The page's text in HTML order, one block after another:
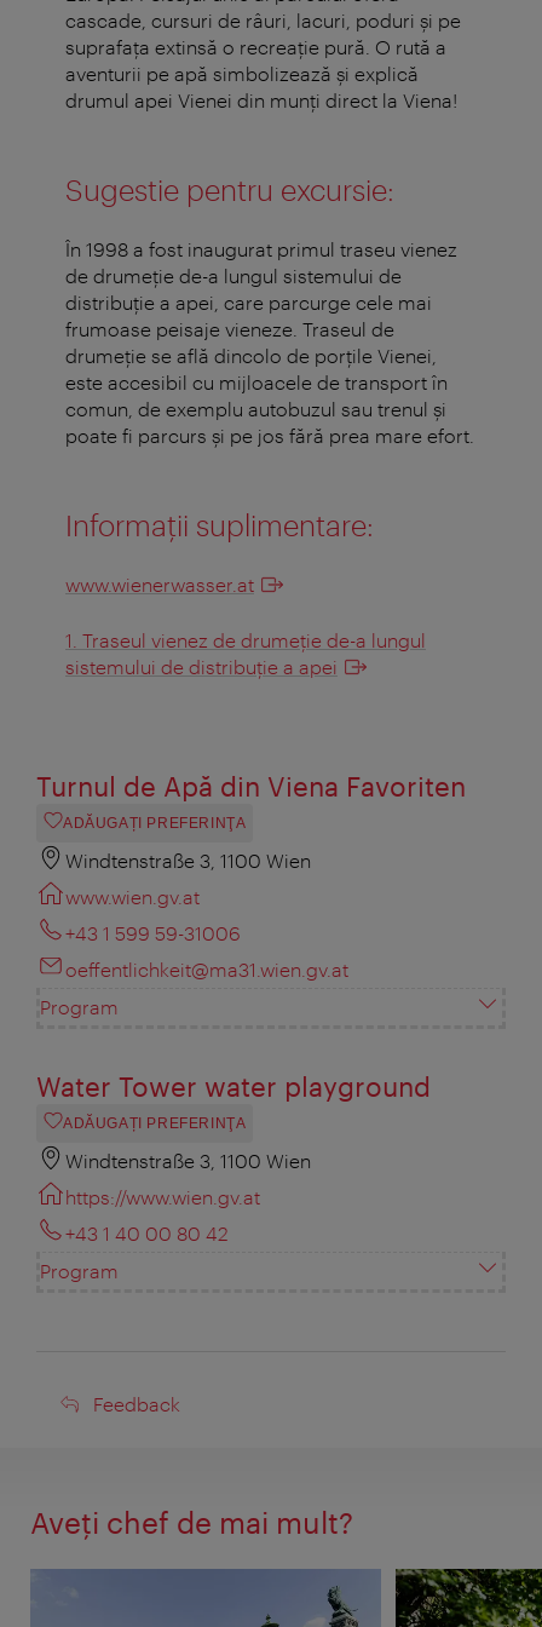
cascade, cursuri de râuri, lacuri, poduri şi pe
suprafaţa extinsă o recreaţie pură. O rută a
aventurii pe apă simbolizează şi explică
drumul apei Vienei din munţi direct la Viena!
Sugestie pentru excursie:
În 1998 a fost inaugurat primul traseu vienez
de drumeţie de-a lungul sistemului de
distribuţie a apei, care parcurge cele mai
frumoase peisaje vieneze. Traseul de
drumeţie se află dincolo de porţile Vienei,
este accesibil cu mijloacele de transport în
comun, de exemplu autobuzul sau trenul şi
poate fi parcurs şi pe jos fără prea mare efort.
Informaţii suplimentare:
www.wienerwasser.at
1. Traseul vienez de drumeţie de-a lungul
sistemului de distribuţie a apei
Turnul de Apă din Viena Favoriten
ADĂUGAȚI PREFERINŢA
Windtenstraße 3, 1100 Wien
www.wien.gv.at
+43 1 599 59-31006
oeffentlichkeit@ma31.wien.gv.at
Program
Water Tower water playground
ADĂUGAȚI PREFERINŢA
Windtenstraße 3, 1100 Wien
https://www.wien.gv.at
+43 1 40 00 80 42
Program
Feedback
Feedback
Aveţi chef de mai mult?